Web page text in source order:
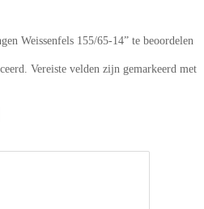
Weissenfels 155/65-14” te beoordelen
Vereiste velden zijn gemarkeerd met